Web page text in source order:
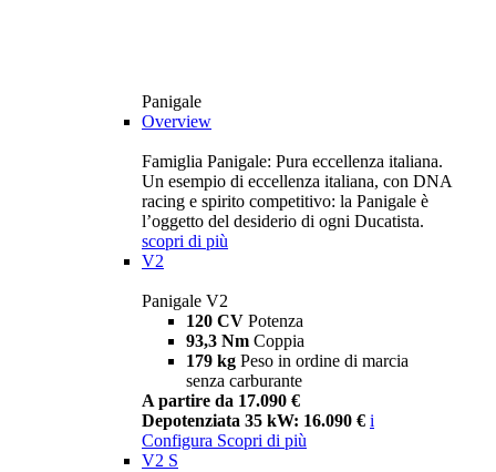
Panigale
Overview
Famiglia Panigale: Pura eccellenza italiana.
Un esempio di eccellenza italiana, con DNA
racing e spirito competitivo: la Panigale è
l’oggetto del desiderio di ogni Ducatista.
scopri di più
V2
Panigale V2
120 CV Potenza
93,3 Nm Coppia
179 kg Peso in ordine di marcia
senza carburante
A partire da 17.090 €
Depotenziata 35 kW: 16.090 € i
Configura Scopri di più
V2 S